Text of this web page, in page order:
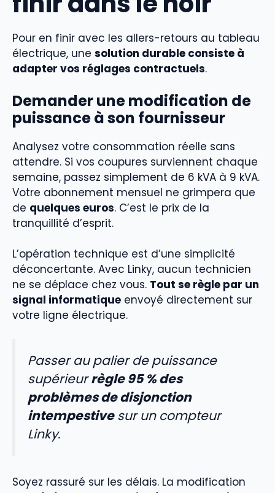
Pour en finir avec les allers-retours au tableau
électrique, une solution durable consiste à
adapter vos réglages contractuels.
Demander une modification de
puissance à son fournisseur
Analysez votre consommation réelle sans
attendre. Si vos coupures surviennent chaque
semaine, passez simplement de 6 kVA à 9 kVA.
Votre abonnement mensuel ne grimpera que
de quelques euros. C’est le prix de la
tranquillité d’esprit.
L’opération technique est d’une simplicité
déconcertante. Avec Linky, aucun technicien
ne se déplace chez vous. Tout se règle par un
signal informatique envoyé directement sur
votre ligne électrique.
Passer au palier de puissance
supérieurrègle 95 % des
problèmes de disjonction
intempestivesur un compteur
Linky.
Soyez rassuré sur les délais. La modification